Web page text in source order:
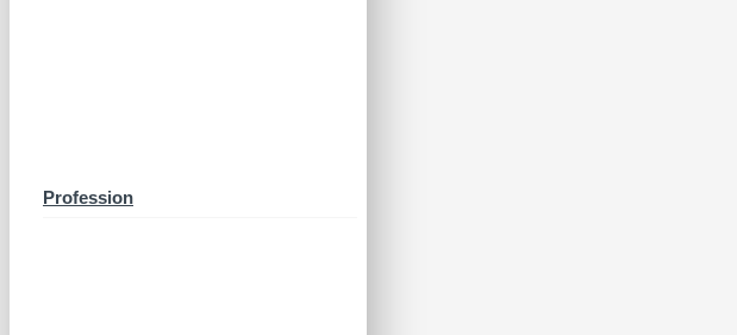
Profession